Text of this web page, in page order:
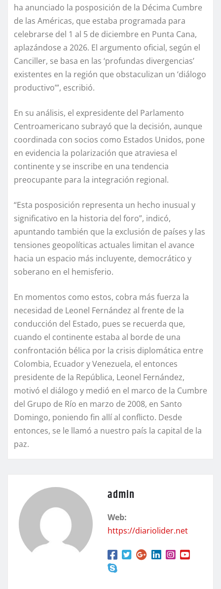
ha anunciado la posposición de la Décima Cumbre
de las Américas, que estaba programada para
celebrarse del 1 al 5 de diciembre en Punta Cana,
aplazándose a 2026. El argumento oficial, según el
Canciller, se basa en las ‘profundas divergencias’
existentes en la región que obstaculizan un ‘diálogo
productivo’”, escribió.
En su análisis, el expresidente del Parlamento
Centroamericano subrayó que la decisión, aunque
coordinada con socios como Estados Unidos, pone
en evidencia la polarización que atraviesa el
continente y se inscribe en una tendencia
preocupante para la integración regional.
“Esta posposición representa un hecho inusual y
significativo en la historia del foro”, indicó,
apuntando también que la exclusión de países y las
tensiones geopolíticas actuales limitan el avance
hacia un espacio más incluyente, democrático y
soberano en el hemisferio.
En momentos como estos, cobra más fuerza la
necesidad de Leonel Fernández al frente de la
conducción del Estado, pues se recuerda que,
cuando el continente estaba al borde de una
confrontación bélica por la crisis diplomática entre
Colombia, Ecuador y Venezuela, el entonces
presidente de la República, Leonel Fernández,
motivó el diálogo y medió en el marco de la Cumbre
del Grupo de Río en marzo de 2008, en Santo
Domingo, poniendo fin allí al conflicto. Desde
entonces, se le llamó a nuestro país la capital de la
paz.
admin
Web:
https://diariolider.net